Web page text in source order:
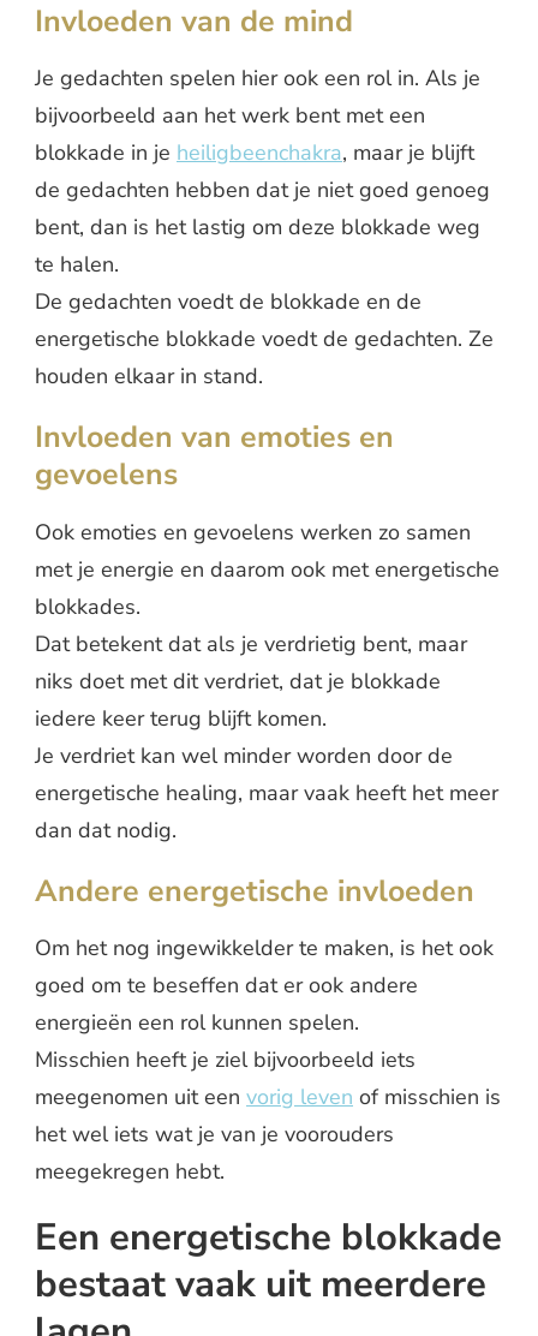
Invloeden van de mind
Je gedachten spelen hier ook een rol in. Als je
bijvoorbeeld aan het werk bent met een
blokkade in je heiligbeenchakra, maar je blijft
de gedachten hebben dat je niet goed genoeg
bent, dan is het lastig om deze blokkade weg
te halen.
De gedachten voedt de blokkade en de
energetische blokkade voedt de gedachten. Ze
houden elkaar in stand.
Invloeden van emoties en
gevoelens
Ook emoties en gevoelens werken zo samen
met je energie en daarom ook met energetische
blokkades.
Dat betekent dat als je verdrietig bent, maar
niks doet met dit verdriet, dat je blokkade
iedere keer terug blijft komen.
Je verdriet kan wel minder worden door de
energetische healing, maar vaak heeft het meer
dan dat nodig.
Andere energetische invloeden
Om het nog ingewikkelder te maken, is het ook
goed om te beseffen dat er ook andere
energieën een rol kunnen spelen.
Misschien heeft je ziel bijvoorbeeld iets
meegenomen uit een vorig leven of misschien is
het wel iets wat je van je voorouders
meegekregen hebt.
Een energetische blokkade
bestaat vaak uit meerdere